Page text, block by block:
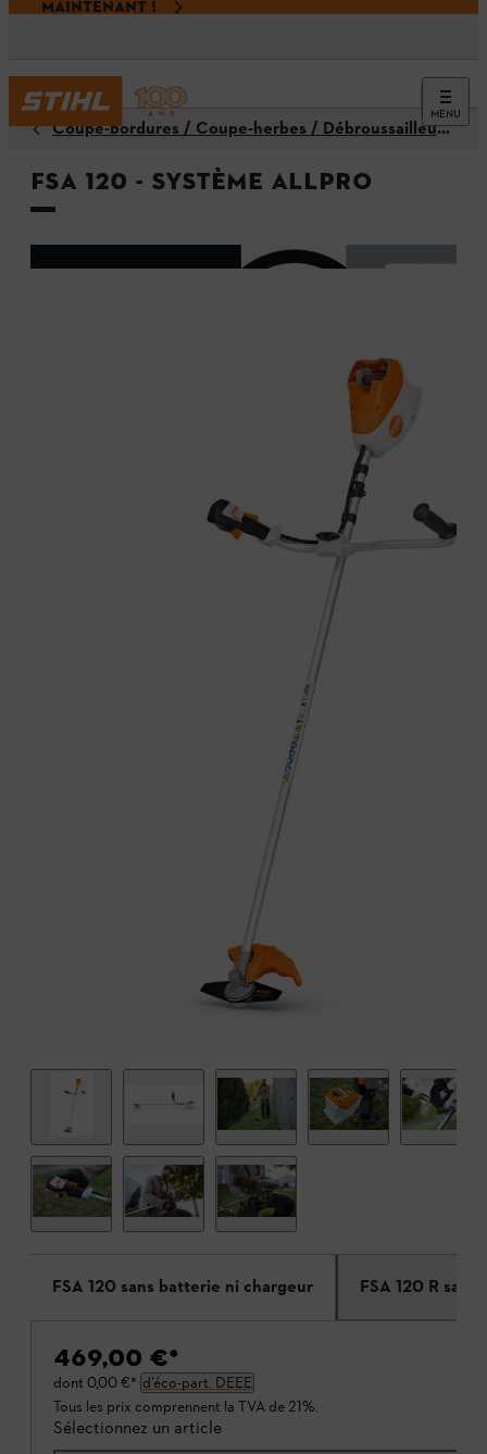
MAINTENANT !
MENU
Coupe-bordures / Coupe-herbes / Débroussailleuses
FSA 120 - Système ALLPRO
FSA 120 sans batterie ni chargeur FSA 120 R
469,00 €*
dont 0,00 €* d’éco-part. DEEE
Tous les prix comprennent la TVA de 21%.
Sélectionnez un article